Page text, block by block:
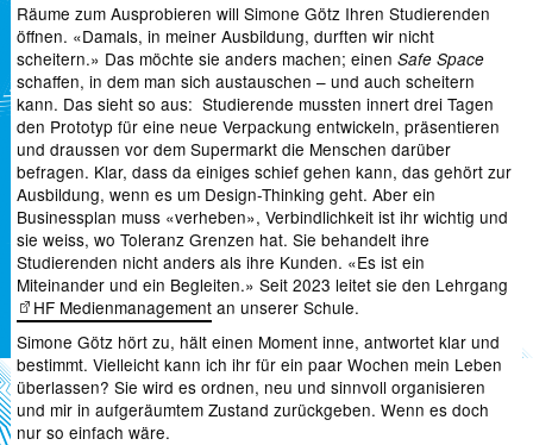
Räume zum Ausprobieren will Simone Götz Ihren Studierenden
öffnen. «Damals, in meiner Ausbildung, durften wir nicht
scheitern.» Das möchte sie anders machen; einenSafe Space
schaffen, in dem man sich austauschen – und auch scheitern
kann. Das sieht so aus: Studierende mussten innert drei Tagen
den Prototyp für eine neue Verpackung entwickeln, präsentieren
und draussen vor dem Supermarkt die Menschen darüber
befragen. Klar, dass da einiges schief gehen kann, das gehört zur
Ausbildung, wenn es um Design-Thinking geht. Aber ein
Businessplan muss «verheben», Verbindlichkeit ist ihr wichtig und
sie weiss, wo Toleranz Grenzen hat. Sie behandelt ihre
Studierenden nicht anders als ihre Kunden. «Es ist ein
Miteinander und ein Begleiten.» Seit 2023 leitet sie den Lehrgang
HF Medienmanagementan unserer Schule.
Simone Götz hört zu, hält einen Moment inne, antwortet klar und
bestimmt. Vielleicht kann ich ihr für ein paar Wochen mein Leben
überlassen? Sie wird es ordnen, neu und sinnvoll organisieren
und mir in aufgeräumtem Zustand zurückgeben. Wenn es doch
nur so einfach wäre.